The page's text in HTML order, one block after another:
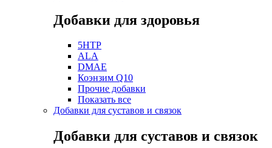
Добавки для здоровья
5HTP
ALA
DMAE
Коэнзим Q10
Прочие добавки
Показать все
Добавки для суставов и связок
Добавки для суставов и связок